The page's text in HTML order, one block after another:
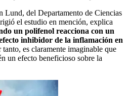
Lund, del Departamento de Ciencias
el estudio en mención, explica
un polifenol reacciona con un
inhibidor de la inflamación en
tanto, es claramente imaginable que
un efecto beneficioso sobre la